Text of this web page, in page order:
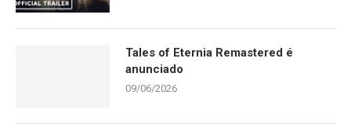
Tales of Eternia Remastered é
anunciado
09/06/2026